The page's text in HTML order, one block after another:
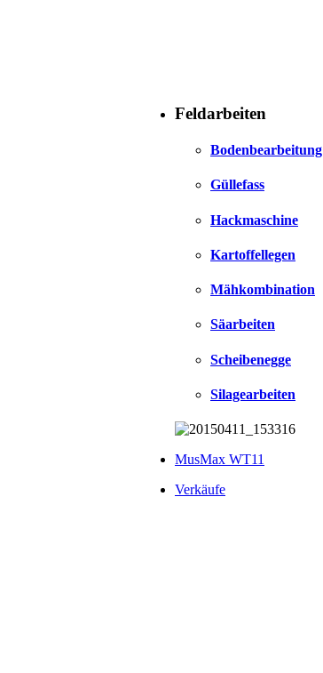
Feldarbeiten
Bodenbearbeitung
Güllefass
Hackmaschine
Kartoffellegen
Mähkombination
Säarbeiten
Scheibenegge
Silagearbeiten
MusMax WT11
Verkäufe